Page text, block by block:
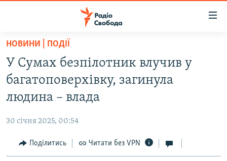
Перейти
основного
матеріалу
до
основної
Перейти
до
РАДІО СВОБОДА – 70 РОКІВ
ВСЕ ЗА ДОБУ
СУСПІЛЬСТВО
РОСІЙСЬКА «ФІЛЬТРАЦІЯ»
ДОНБАС.РЕАЛІЇ
НОВИНИ | ПОДІЇ
У Сумах безпілотник влучив у
багатоповерхівку, загинула
людина – влада
30 січня 2025, 00:54
Поділитись Читати без VPN